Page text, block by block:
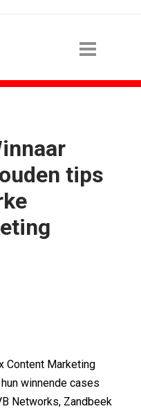
tips
Content Marketing
winnende cases
Networks, Zandbeek